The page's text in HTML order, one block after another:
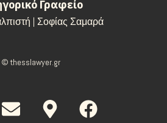
Γραφείο
| Σοφίας Σαμαρά
© thesslawyer.gr